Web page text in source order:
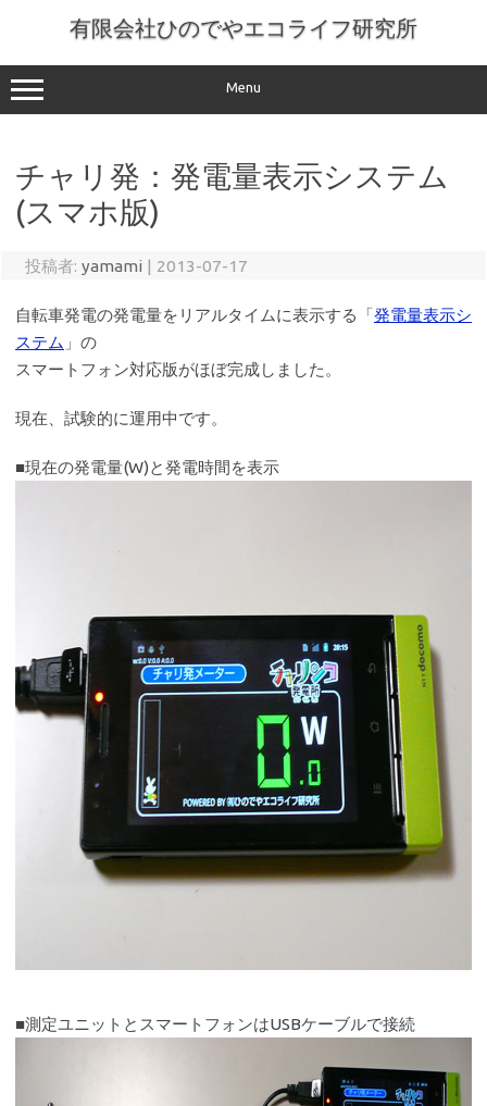
へ
ス
有限会社ひのでやエコライフ研究所
Menu
チャリ発：発電量表示システム
(スマホ版)
投稿者: yamami | 2013-07-17
自転車発電の発電量をリアルタイムに表示する「発電量表示シ
ステム 」の
スマートフォン対応版がほぼ完成しました。
現在、試験的に運用中です。
■現在の発電量(W)と発電時間を表示
■測定ユニットとスマートフォンはUSBケーブルで接続